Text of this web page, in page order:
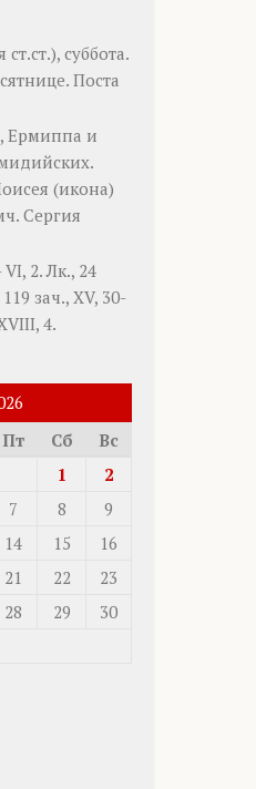
суббота.
Поста
Ермиппа и
(икона)
Сергия
VI, 2.Лк., 24
зач., XV, 30-
4.
Пт Сб
Вс
1
2
7 8
9
14 15
16
21 22
23
28 29
30